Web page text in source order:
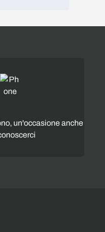
un'occasione anche